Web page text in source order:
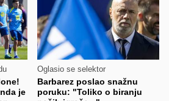
je
Oglasio se selektor
Barbarez poslao snažnu
poruku: "Toliko o biranju